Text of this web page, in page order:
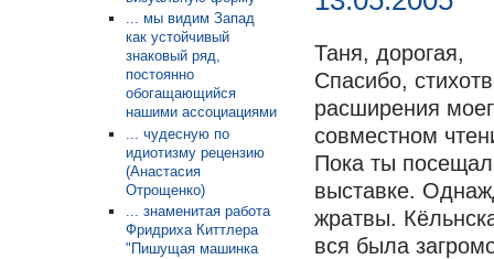
... мы видим Запад
как устойчивый
знаковый ряд,
постоянно
обогащающийся
нашими ассоциациями
... чудесную по
идиотизму рецензию
(Анастасия
Отрощенко)
... знаменитая работа
Фридриха Киттлера
"Пишущая машинка
Таня, дорогая,
Спасибо,
расширения
совместном
Пока ты
выставке.
жратвы.
вся была